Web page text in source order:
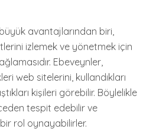
avantajlarından biri,
izlemek ve yönetmek için
Ebeveynler,
web sitelerini, kullandıkları
kişileri görebilir. Böylelikle
tespit edebilir ve
rol oynayabilirler.